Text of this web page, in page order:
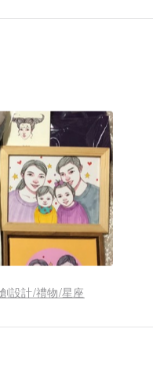
設計/禮物/星座